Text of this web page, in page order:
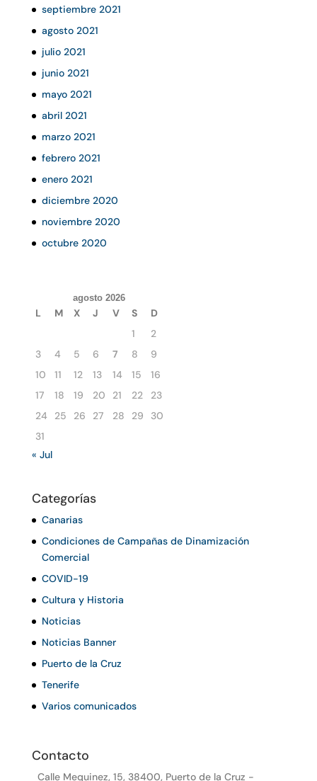
septiembre 2021
agosto 2021
julio 2021
junio 2021
mayo 2021
abril 2021
marzo 2021
febrero 2021
enero 2021
diciembre 2020
noviembre 2020
octubre 2020
agosto 2026
L M X J V S
D
1
2
3
4 5 6 7 8
9
10
11 12 13 14 15
16
17
18 19 20 21 22
23
24
25 26 27 28 29
30
31
« Jul
Categorías
Canarias
Condiciones de Campañas de Dinamización
Comercial
COVID-19
Cultura y Historia
Noticias
Noticias Banner
Puerto de la Cruz
Tenerife
Varios comunicados
Contacto
Calle Mequinez, 15, 38400, Puerto de la Cruz -